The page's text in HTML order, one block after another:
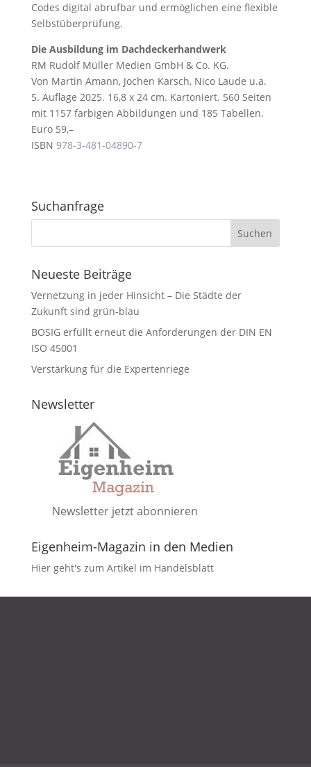
Codes digital abrufbar und ermöglichen eine flexible
Selbstüberprüfung.
Die Ausbildung im Dachdeckerhandwerk
RM Rudolf Müller Medien GmbH & Co. KG.
Von Martin Amann, Jochen Karsch, Nico Laude u.a.
5. Auflage 2025. 16,8 x 24 cm. Kartoniert. 560 Seiten
mit 1157 farbigen Abbildungen und 185 Tabellen.
Euro 59,–
ISBN 978-3-481-04890-7
Suchanfrage
Neueste Beiträge
Vernetzung in jeder Hinsicht – Die Städte der
Zukunft sind grün-blau
BOSIG erfüllt erneut die Anforderungen der DIN EN
ISO 45001
Verstärkung für die Expertenriege
Newsletter
Newsletter jetzt abonnieren
Eigenheim-Magazin in den Medien
Hier geht's zum Artikel im Handelsblatt
DATENSCHUTZ